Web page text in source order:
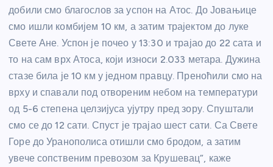
добили смо благослов за успон на Атос. До Јовањице
смо ишли комбијем 10 км, а затим трајектом до луке
Свете Ане. Успон је почео у 13:30 и трајао до 22 сата и
то на сам врх Атоса, који износи 2.033 метара. Дужина
стазе била је 10 км у једном правцу. Преноћили смо на
врху и спавали под отвореним небом на температури
од 5-6 степена целзијуса ујутру пред зору. Спуштали
смо се до 12 сати. Спуст је трајао шест сати. Са Свете
Горе до Уранополиса отишли смо бродом, а затим
увече сопственим превозом за Крушевац”, каже